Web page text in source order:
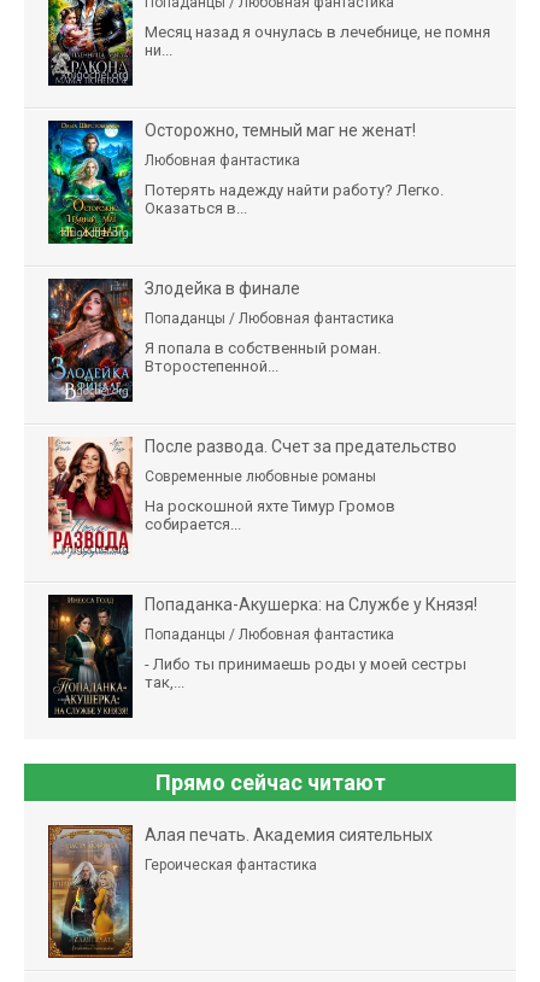
Месяц назад я очнулась в лечебнице, не помня
ни...
Осторожно, темный маг не женат!
Любовная фантастика
Потерять надежду найти работу? Легко.
Оказаться в...
Злодейка в финале
Попаданцы / Любовная фантастика
Я попала в собственный роман.
Второстепенной...
После развода. Счет за предательство
Современные любовные романы
На роскошной яхте Тимур Громов
собирается...
Попаданка-Акушерка: на Службе у Князя!
Попаданцы / Любовная фантастика
- Либо ты принимаешь роды у моей сестры
так,...
Прямо сейчас читают
Алая печать. Академия сиятельных
Героическая фантастика